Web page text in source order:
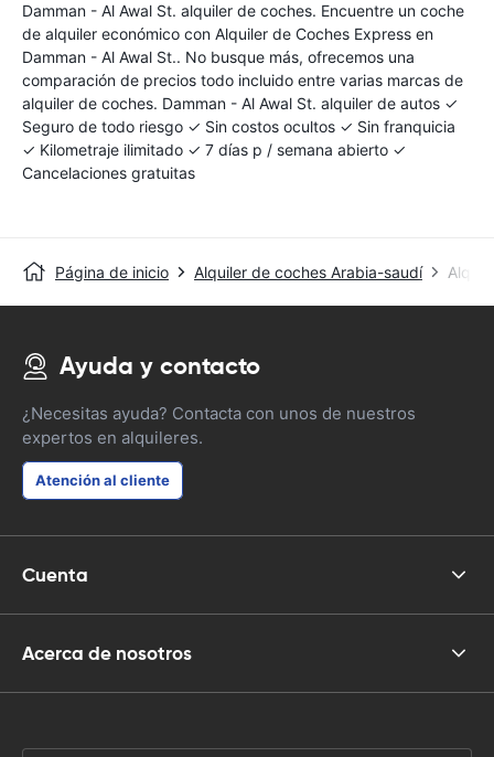
Damman - Al Awal St. alquiler de coches. Encuentre un coche
de alquiler económico con Alquiler de Coches Express en
Damman - Al Awal St.. No busque más, ofrecemos una
comparación de precios todo incluido entre varias marcas de
alquiler de coches. Damman - Al Awal St. alquiler de autos ✓
Seguro de todo riesgo ✓ Sin costos ocultos ✓ Sin franquicia
✓ Kilometraje ilimitado ✓ 7 días p / semana abierto ✓
Cancelaciones gratuitas
Página de inicio Alquiler de coches Arabia-saudí
Ayuda y contacto
¿Necesitas ayuda? Contacta con unos de nuestros
expertos en alquileres.
Atención al cliente
Cuenta
Acerca de nosotros